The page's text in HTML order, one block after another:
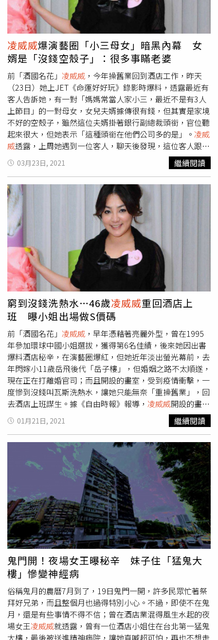
凌威威爆演藝圈「小三母女」暗黑內幕 女
婿是「沒錢空殼子」：很多事瞞老婆
前「酒國名花」 凌威威 ，今年操舊業回到酒店工作，昨天
（23日）她上JET《命運好好玩》錄影時爆料，透露最近有
客人告訴她，有一對「媽媽常當人家小三，最近不是有3人
上節目」的一對母女，女兒夫婿據傳很有錢，但其實是家境
不好的空殼子，雖然這位夫婿掛著銀行副總裁頭銜，官位聽
起來很大，但她表示「這種頭銜在他們公司多的是」。 凌威
威透露，上周她遇到一位客人，聊天後發現，這位客人跟那
個「女兒夫婿」的老公，是從小一起長大的好友，但這位小
三母女的女婿，據傳從小家境不好，該女婿的爸爸曾經是
「三級貧戶」，後來長大後，雖然家裡環境有變好，但卻被
父親賭博敗光，全家淪落到去租屋。
凌威威
婿以前有過家境清寒的黑歷史，不願讓這對小三母女知道，
所以才與過去的朋友斷絕聯繫。不過凌威威
有講是誰喔」，但她暗指的對象，似乎答案也呼之欲出。
03月23日, 2021 繼續閱讀
窮到沒錢洗熱水…46歲凌威威重回酒店上
班 曝小姐出場做S價碼
前「酒國名花」 凌威威 ，早年憑藉著亮麗外型，曾在1995
年參加環球中國小姐選拔，獲得第6名佳績，後來她因出書
爆料酒店秘辛，在演藝圈爆紅，但她近年淡出螢光幕前，去
年閃嫁小11歲岳飛後代「岳子樓」，但婚姻之路不太順遂，
現在正在打離婚官司；而且開設的畫室，受到疫情衝擊，一
度慘到沒錢叫瓦斯洗熱水，讓她只能無奈「重操舊業」，回
去酒店上班謀生。據《自由時報》報導， 凌威威開設的畫室
多年，但最近受到新冠疫情衝擊，生意大不如前，讓她決定
相隔11年後，重回酒店上班。她無奈表示，因為還有研究所
攻讀的貸款要繳，之所以會重操舊業，主要還是想多賺點
錢，但她強調，畫室還是會繼續經營，她這次待的日式酒店
相當純，並沒有在做S；並提到做小姐時薪才250元，雖然
賺的錢比過去少，但相對安全。凌威威
說，她現在工作的酒
店，小姐時薪才250，「怎麼可能下海！」她更曝光一般外
場S的價錢，是另外再加10000至15000；同時公開酒店一
般的行情價，「低消一個人1500（不能抵扣任何其它費用
如酒錢、同伴費、指名費），酒錢6000～40000，啤酒350
／杯，同伴費1000／一個女生或便服店的帶進場，指名費
1000～5000／一位女生，總金額刷卡加10%。」
01月21日, 2021 繼續閱讀
鬼門開！夜場女王曝秘辛 妹子住「猛鬼大
樓」慘變神經病
俗稱鬼月的農曆7月到了，19日鬼門一開，許多民眾忙著祭
拜好兄弟，而且整個月也過得特別小心。不過，即使不在鬼
月，還是有些事情不得不信；曾在酒店業混得風生水起的夜
場女王凌威威就透露，曾有一位酒店小姐住在台北第一猛鬼